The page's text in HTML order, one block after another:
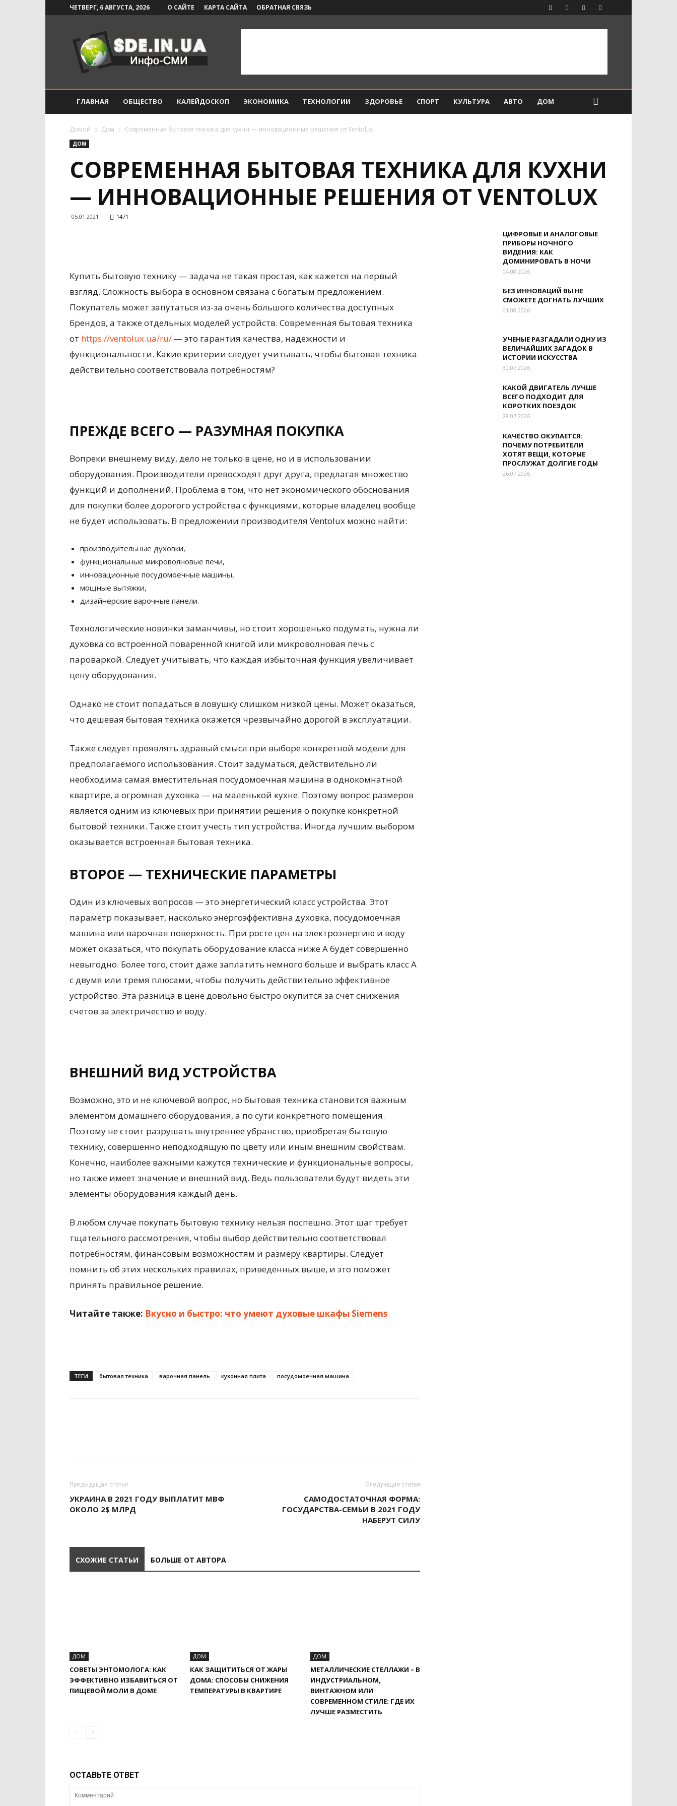
ЧЕТВЕРГ, 6 АВГУСТА, 2026 О САЙТЕ КАРТА САЙТА ОБРАТНАЯ СВЯЗЬ
Инфо-
СМИ
ГЛАВНАЯ ОБЩЕСТВО КАЛЕЙДОСКОП ЭКОНОМИКА ТЕХНОЛОГИИ ЗДОРОВЬЕ СПОРТ КУЛЬТУРА АВТО ДОМ
Домой Дом Современная бытовая техника для кухни — инновационные решения от Ventolux
ДОМ
СОВРЕМЕННАЯ БЫТОВАЯ ТЕХНИКА ДЛЯ КУХНИ
— ИННОВАЦИОННЫЕ РЕШЕНИЯ ОТ VENTOLUX
05.01.2021 1471
Купить бытовую технику — задача не такая простая, как кажется на первый
взгляд. Сложность выбора в основном связана с богатым предложением.
Покупатель может запутаться из-за очень большого количества доступных
брендов, а также отдельных моделей устройств. Современная бытовая техника
от https://ventolux.ua/ru/ — это гарантия качества, надежности и
функциональности. Какие критерии следует учитывать, чтобы бытовая техника
действительно соответствовала потребностям?
ПРЕЖДЕ ВСЕГО — РАЗУМНАЯ ПОКУПКА
Вопреки внешнему виду, дело не только в цене, но и в использовании
оборудования. Производители превосходят друг друга, предлагая множество
функций и дополнений. Проблема в том, что нет экономического обоснования
для покупки более дорогого устройства с функциями, которые владелец вообще
не будет использовать. В предложении производителя Ventolux можно найти:
производительные духовки,
функциональные микроволновые печи,
инновационные посудомоечные машины,
мощные вытяжки,
дизайнерские варочные панели.
Технологические новинки заманчивы, но стоит хорошенько подумать, нужна ли
духовка со встроенной поваренной книгой или микроволновая печь с
пароваркой. Следует учитывать, что каждая избыточная функция увеличивает
цену оборудования.
Однако не стоит попадаться в ловушку слишком низкой цены. Может оказаться,
что дешевая бытовая техника окажется чрезвычайно дорогой в эксплуатации.
Также следует проявлять здравый смысл при выборе конкретной модели для
предполагаемого использования. Стоит задуматься, действительно ли
необходима самая вместительная посудомоечная машина в однокомнатной
квартире, а огромная духовка — на маленькой кухне. Поэтому вопрос размеров
является одним из ключевых при принятии решения о покупке конкретной
бытовой техники. Также стоит учесть тип устройства. Иногда лучшим выбором
оказывается встроенная бытовая техника.
ВТОРОЕ — ТЕХНИЧЕСКИЕ ПАРАМЕТРЫ
Один из ключевых вопросов — это энергетический класс устройства. Этот
параметр показывает, насколько энергоэффективна духовка, посудомоечная
машина или варочная поверхность. При росте цен на электроэнергию и воду
может оказаться, что покупать оборудование класса ниже А будет совершенно
невыгодно. Более того, стоит даже заплатить немного больше и выбрать класс A
с двумя или тремя плюсами, чтобы получить действительно эффективное
устройство. Эта разница в цене довольно быстро окупится за счет снижения
счетов за электричество и воду.
ВНЕШНИЙ ВИД УСТРОЙСТВА
Возможно, это и не ключевой вопрос, но бытовая техника становится важным
элементом домашнего оборудования, а по сути конкретного помещения.
Поэтому не стоит разрушать внутреннее убранство, приобретая бытовую
технику, совершенно неподходящую по цвету или иным внешним свойствам.
Конечно, наиболее важными кажутся технические и функциональные вопросы,
но также имеет значение и внешний вид. Ведь пользователи будут видеть эти
элементы оборудования каждый день.
В любом случае покупать бытовую технику нельзя поспешно. Этот шаг требует
тщательного рассмотрения, чтобы выбор действительно соответствовал
потребностям, финансовым возможностям и размеру квартиры. Следует
помнить об этих нескольких правилах, приведенных выше, и это поможет
принять правильное решение.
Читайте также: Вкусно и быстро: что умеют духовые шкафы Siemens
ТЕГИ бытовая техника варочная панель кухонная плита посудомоечная машина
Предыдущая статья
УКРАИНА В 2021 ГОДУ ВЫПЛАТИТ МВФ
ОКОЛО 2$ МЛРД
Следующая статья
САМОДОСТАТОЧНАЯ ФОРМА:
ГОСУДАРСТВА-СЕМЬИ В 2021 ГОДУ
НАБЕРУТ СИЛУ
СХОЖИЕ СТАТЬИ БОЛЬШЕ ОТ АВТОРА
ДОМ
СОВЕТЫ ЭНТОМОЛОГА: КАК
ЭФФЕКТИВНО ИЗБАВИТЬСЯ ОТ
ПИЩЕВОЙ МОЛИ В ДОМЕ
ДОМ
КАК ЗАЩИТИТЬСЯ ОТ ЖАРЫ
ДОМА: СПОСОБЫ СНИЖЕНИЯ
ТЕМПЕРАТУРЫ В КВАРТИРЕ
ДОМ
МЕТАЛЛИЧЕСКИЕ СТЕЛЛАЖИ – В
ИНДУСТРИАЛЬНОМ,
ВИНТАЖНОМ ИЛИ
СОВРЕМЕННОМ СТИЛЕ: ГДЕ ИХ
ЛУЧШЕ РАЗМЕСТИТЬ
ОСТАВЬТЕ ОТВЕТ
ЦИФРОВЫЕ И АНАЛОГОВЫЕ
ПРИБОРЫ НОЧНОГО
ВИДЕНИЯ: КАК
ДОМИНИРОВАТЬ В НОЧИ
04.08.2026
БЕЗ ИННОВАЦИЙ ВЫ НЕ
СМОЖЕТЕ ДОГНАТЬ ЛУЧШИХ
01.08.2026
УЧЕНЫЕ РАЗГАДАЛИ ОДНУ ИЗ
ВЕЛИЧАЙШИХ ЗАГАДОК В
ИСТОРИИ ИСКУССТВА
30.07.2026
КАКОЙ ДВИГАТЕЛЬ ЛУЧШЕ
ВСЕГО ПОДХОДИТ ДЛЯ
КОРОТКИХ ПОЕЗДОК
28.07.2026
КАЧЕСТВО ОКУПАЕТСЯ:
ПОЧЕМУ ПОТРЕБИТЕЛИ
ХОТЯТ ВЕЩИ, КОТОРЫЕ
ПРОСЛУЖАТ ДОЛГИЕ ГОДЫ
26.07.2026